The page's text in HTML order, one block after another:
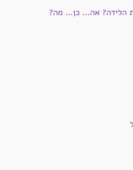
הלידה? אה… כן… מה?